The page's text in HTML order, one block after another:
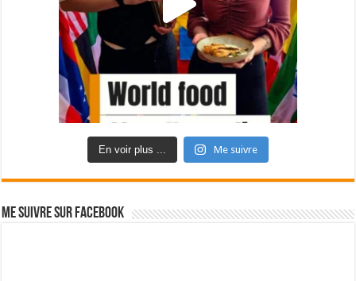
En voir plus ... Me suivre
Me suivre sur Facebook